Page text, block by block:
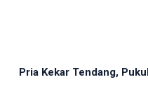
Pria Kekar Tendang,